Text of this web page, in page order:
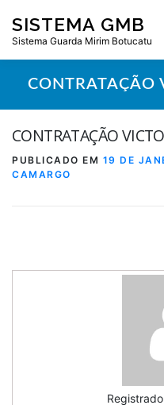
para
conteúdo
SISTEMA GMB
Sistema Guarda Mirim Botucatu
CONTRATAÇÃO
CONTRATAÇÃO
PUBLICADO EM 19 DE
CAMARGO